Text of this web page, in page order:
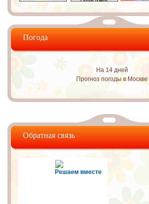
Погода
На 14 дней
Прогноз погоды в Москве
Обратная связь
Решаем вместе